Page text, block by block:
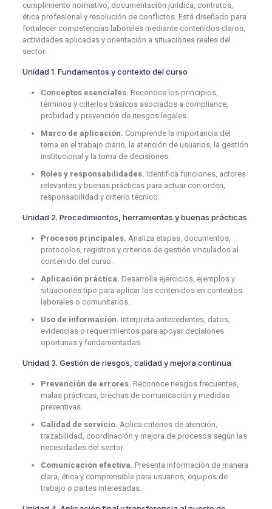
cumplimiento normativo, documentación jurídica, contratos,
ética profesional y resolución de conflictos. Está diseñado para
fortalecer competencias laborales mediante contenidos claros,
actividades aplicadas y orientación a situaciones reales del
sector.
Unidad 1. Fundamentos y contexto del curso
Conceptos esenciales. Reconoce los principios,
términos y criterios básicos asociados a compliance,
probidad y prevención de riesgos legales.
Marco de aplicación. Comprende la importancia del
tema en el trabajo diario, la atención de usuarios, la gestión
institucional y la toma de decisiones.
Roles y responsabilidades. Identifica funciones, actores
relevantes y buenas prácticas para actuar con orden,
responsabilidad y criterio técnico.
Unidad 2. Procedimientos, herramientas y buenas prácticas
Procesos principales. Analiza etapas, documentos,
protocolos, registros y criterios de gestión vinculados al
contenido del curso.
Aplicación práctica. Desarrolla ejercicios, ejemplos y
situaciones tipo para aplicar los contenidos en contextos
laborales o comunitarios.
Uso de información. Interpreta antecedentes, datos,
evidencias o requerimientos para apoyar decisiones
oportunas y fundamentadas.
Unidad 3. Gestión de riesgos, calidad y mejora continua
Prevención de errores. Reconoce riesgos frecuentes,
malas prácticas, brechas de comunicación y medidas
preventivas.
Calidad de servicio. Aplica criterios de atención,
trazabilidad, coordinación y mejora de procesos según las
necesidades del sector.
Comunicación efectiva. Presenta información de manera
clara, ética y comprensible para usuarios, equipos de
trabajo o partes interesadas.